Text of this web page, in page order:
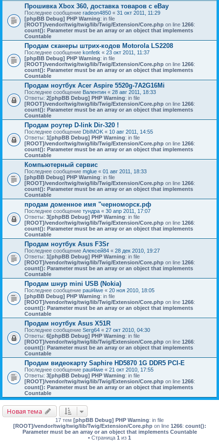
Прошивка Xbox 360, доставка товаров с eBay
Последнее сообщение radeon4850 « 31 окт 2011, 11:29
[phpBB Debug] PHP Warning: in file
[ROOT]/vendor/twig/twig/lib/Twig/Extension/Core.php on line 1266:
count(): Parameter must be an array or an object that implements
Countable
Продам сканеры штрих-кодов Motorola LS2208
Последнее сообщение konfetk « 23 окт 2011, 11:37
[phpBB Debug] PHP Warning: in file
[ROOT]/vendor/twig/twig/lib/Twig/Extension/Core.php on line 1266:
count(): Parameter must be an array or an object that implements
Countable
Продам ноутбук Acer Aspire 5520g-7A2G16Mi
Последнее сообщение Валентин « 28 авг 2011, 18:33
Ответы: 2[phpBB Debug] PHP Warning: in file
[ROOT]/vendor/twig/twig/lib/Twig/Extension/Core.php on line 1266:
count(): Parameter must be an array or an object that implements
Countable
Продам роутер D-link Dir-320 !
Последнее сообщение DbIMOK « 10 авг 2011, 14:55
Ответы: 1[phpBB Debug] PHP Warning: in file
[ROOT]/vendor/twig/twig/lib/Twig/Extension/Core.php on line 1266:
count(): Parameter must be an array or an object that implements
Countable
Компьютерный сервис
Последнее сообщение mglue « 01 авг 2011, 18:33
[phpBB Debug] PHP Warning: in file
[ROOT]/vendor/twig/twig/lib/Twig/Extension/Core.php on line 1266:
count(): Parameter must be an array or an object that implements
Countable
продам доменное имя "черноморск.рф
Последнее сообщение тундра « 30 апр 2011, 17:07
Ответы: 3[phpBB Debug] PHP Warning: in file
[ROOT]/vendor/twig/twig/lib/Twig/Extension/Core.php on line 1266:
count(): Parameter must be an array or an object that implements
Countable
Продам ноутбук Asus F3Sr
Последнее сообщение Алексей84 « 28 дек 2010, 19:27
Ответы: 1[phpBB Debug] PHP Warning: in file
[ROOT]/vendor/twig/twig/lib/Twig/Extension/Core.php on line 1266:
count(): Parameter must be an array or an object that implements
Countable
Продам шнур mini USB (Nokia)
Последнее сообщение paul4iwe « 20 ноя 2010, 18:05
[phpBB Debug] PHP Warning: in file
[ROOT]/vendor/twig/twig/lib/Twig/Extension/Core.php on line 1266:
count(): Parameter must be an array or an object that implements
Countable
Продам ноутбук Asus X51R
Последнее сообщение Serg64 « 27 окт 2010, 04:30
Ответы: 6[phpBB Debug] PHP Warning: in file
[ROOT]/vendor/twig/twig/lib/Twig/Extension/Core.php on line 1266:
count(): Parameter must be an array or an object that implements
Countable
Продам видеокарту Saphire HD5870 1G DDR5 PCI-E
Последнее сообщение paul4iwe « 21 окт 2010, 17:55
Ответы: 3[phpBB Debug] PHP Warning: in file
[ROOT]/vendor/twig/twig/lib/Twig/Extension/Core.php on line 1266:
count(): Parameter must be an array or an object that implements
Countable
Новая тема
17 тем [phpBB Debug] PHP Warning: in file
[ROOT]/vendor/twig/twig/lib/Twig/Extension/Core.phpon line 1266: count():
Parameter must be an array or an object that implements Countable
• Страница 1 из 1